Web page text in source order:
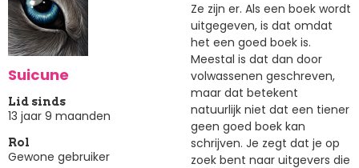
Suicune
Lid sinds
13 jaar 9 maanden
Rol
Gewone gebruiker
Ze zijn er. Als een boek wordt
uitgegeven, is dat omdat
het een goed boek is.
Meestal is dat dan door
volwassenen geschreven,
maar dat betekent
natuurlijk niet dat een tiener
geen goed boek kan
schrijven. Je zegt dat je op
zoek bent naar uitgevers die